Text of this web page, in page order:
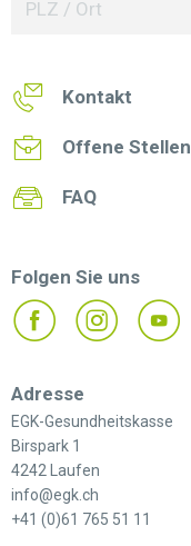
Kontakt
Offene Stellen
FAQ
Folgen Sie uns
Adresse
EGK-Gesundheitskasse
Birspark 1
4242 Laufen
info@egk.ch
+41 (0)61 765 51 11